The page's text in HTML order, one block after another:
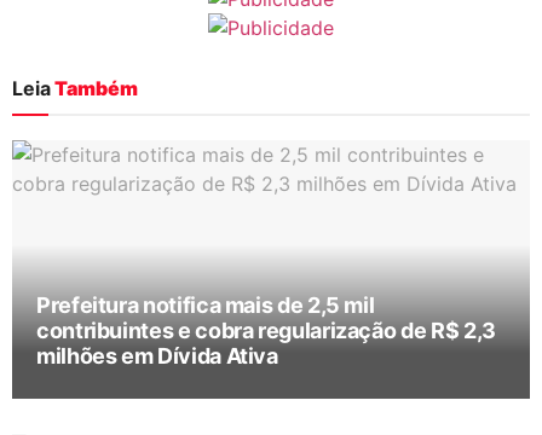
LeiaTambém
Prefeitura notifica mais de 2,5 mil
contribuintes e cobra regularização de R$ 2,3
milhões em Dívida Ativa